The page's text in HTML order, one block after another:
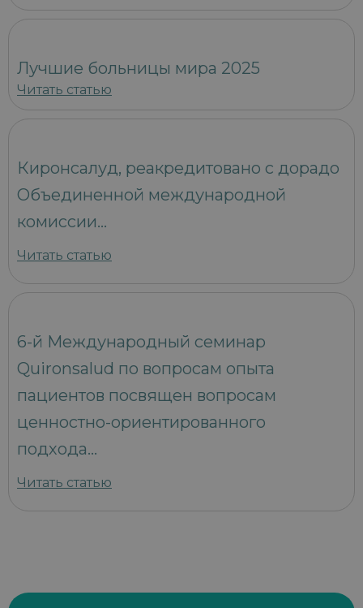
Лучшие больницы мира 2025
Читать статью
Киронсалуд, реакредитовано с дорадо
Объединенной международной
комиссии…
Читать статью
6-й Международный семинар
Quironsalud по вопросам опыта
пациентов посвящен вопросам
ценностно-ориентированного
подхода…
Читать статью